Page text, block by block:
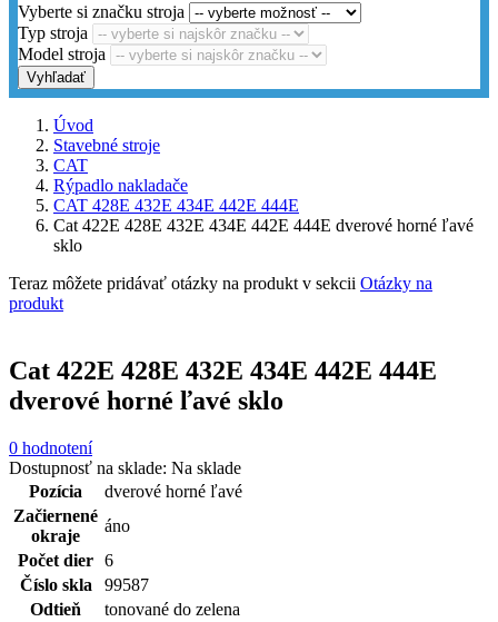
Vyberte si značku stroja
Typ stroja
Model stroja
Vyhľadať
Úvod
Stavebné stroje
CAT
Rýpadlo nakladače
CAT 428E 432E 434E 442E 444E
Cat 422E 428E 432E 434E 442E 444E dverové horné ľavé
sklo
Teraz môžete pridávať otázky na produkt v sekcii Otázky na
produkt
Cat 422E 428E 432E 434E 442E 444E
dverové horné ľavé sklo
0 hodnotení
Dostupnosť na sklade: Na sklade
Pozícia
dverové horné ľavé
Začiernené
okraje
áno
Počet dier 6
Číslo skla
99587
Odtieň
tonované do zelena